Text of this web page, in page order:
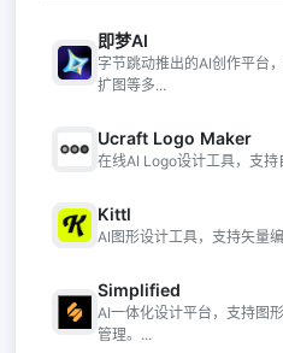
即梦AI
字节跳动推出的AI创作平台
扩图等多...
Ucraft Logo Maker
在线AI Logo设计工具，支
Kittl
AI图形设计工具，支持矢量
Simplified
AI一体化设计平台，支持图
管理。...